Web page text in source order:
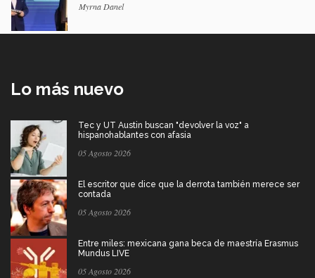
Myrna Danel
Lo más nuevo
Tec y UT Austin buscan "devolver la voz" a
hispanohablantes con afasia
05 Agosto 2026
El escritor que dice que la derrota también merece ser
contada
05 Agosto 2026
Entre miles: mexicana gana beca de maestría Erasmus
Mundus LIVE
05 Agosto 2026